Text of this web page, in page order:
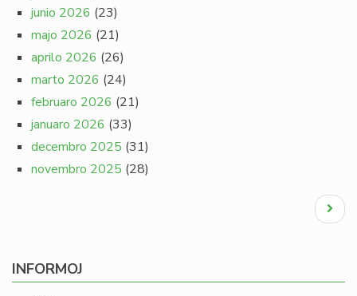
junio 2026 (23)
majo 2026 (21)
aprilo 2026 (26)
marto 2026 (24)
februaro 2026 (21)
januaro 2026 (33)
decembro 2025 (31)
novembro 2025 (28)
Next
page
INFORMOJ